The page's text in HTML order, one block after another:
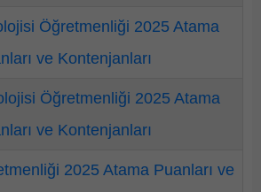
Öğretmenliği 2025 Atama
ve Kontenjanları
Öğretmenliği 2025 Atama
ve Kontenjanları
2025 Atama Puanları ve